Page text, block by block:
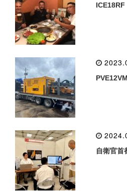
ICE18RF
自衛官首